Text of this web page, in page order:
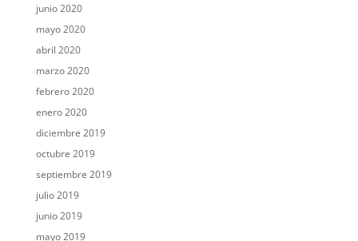
junio 2020
mayo 2020
abril 2020
marzo 2020
febrero 2020
enero 2020
diciembre 2019
octubre 2019
septiembre 2019
julio 2019
junio 2019
mayo 2019